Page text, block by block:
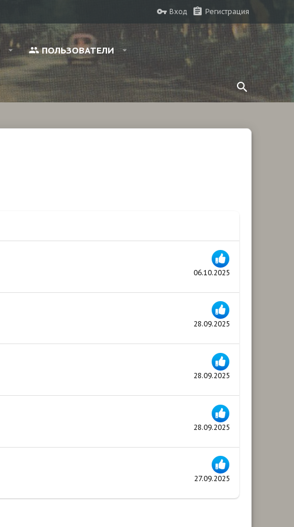
Вход Регистрация
ПОЛЬЗОВАТЕЛИ
06.10.2025
28.09.2025
28.09.2025
28.09.2025
27.09.2025